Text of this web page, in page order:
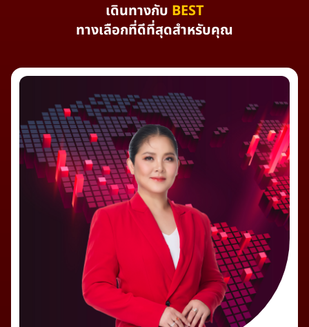
เดินทางกับ BEST
ทางเลือกที่ดีที่สุดสำหรับคุณ